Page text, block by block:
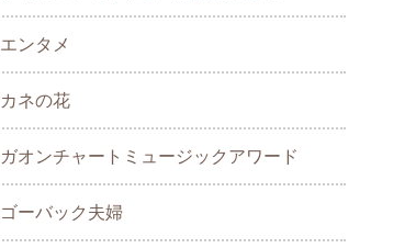
エンタメ
カネの花
ガオンチャートミュージックアワード
ゴーバック夫婦